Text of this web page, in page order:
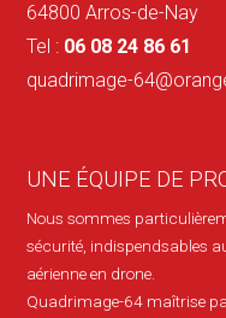
64800 Arros-de-Nay
Tel : 06 08 24 86 61
quadrimage-
UNE ÉQUIPE DE
Nous sommes
sécurité, indispendsables
aérienne en drone.
Quadrimage-64 maîtrise